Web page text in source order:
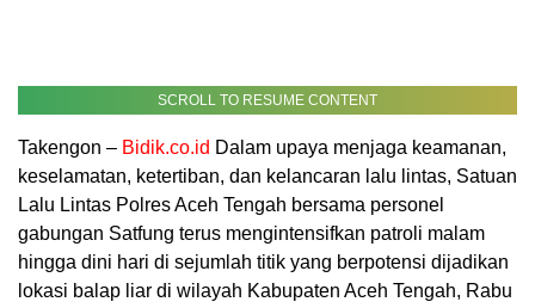
SCROLL TO RESUME CONTENT
Takengon – Bidik.co.id Dalam upaya menjaga keamanan,
keselamatan, ketertiban, dan kelancaran lalu lintas, Satuan
Lalu Lintas Polres Aceh Tengah bersama personel
gabungan Satfung terus mengintensifkan patroli malam
hingga dini hari di sejumlah titik yang berpotensi dijadikan
lokasi balap liar di wilayah Kabupaten Aceh Tengah, Rabu